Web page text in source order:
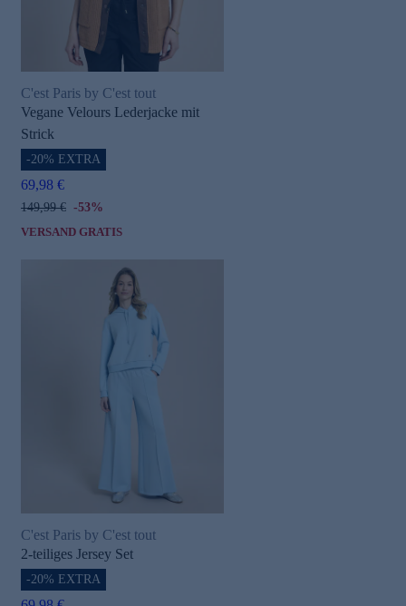
C'est Paris by C'est tout
Vegane Velours Lederjacke mit
Strick
-20% EXTRA
69,98 €
149,99 € -53%
VERSAND GRATIS
C'est Paris by C'est tout
2-teiliges Jersey Set
-20% EXTRA